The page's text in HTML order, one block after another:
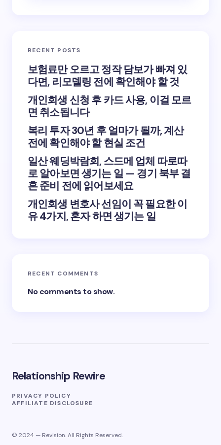
RECENT POSTS
보험료만 오르고 정작 담보가 빠져 있
다면, 리모델링 전에 확인해야 할 것
개인회생 신청 후 카드 사용, 이걸 모르
면 취소됩니다
복리 투자 30년 후 얼마가 될까, 계산
전에 확인해야 할 현실 조건
일산 웨딩박람회, 스드메 업체 따로따
로 알아보면 생기는 일 — 경기 북부 결
혼 준비 전에 읽어보세요
개인회생 변호사 선임이 꼭 필요한 이
유 4가지, 혼자 하면 생기는 일
RECENT COMMENTS
No comments to show.
Relationship Rewire
PRIVACY POLICY
AFFILIATE DISCLOSURE
© 2024 — Revision. All Rights Reserved.